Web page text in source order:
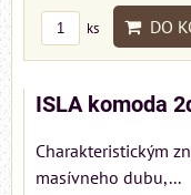
ks DO
ISLA komoda
Charakteristickým
masívneho dubu,...